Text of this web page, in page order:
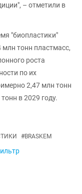
– отметили в
"биопластики"
млн тонн пластмасс,
роста
по их
2,47 млн тонн
в 2029 году.
#BRASKEM